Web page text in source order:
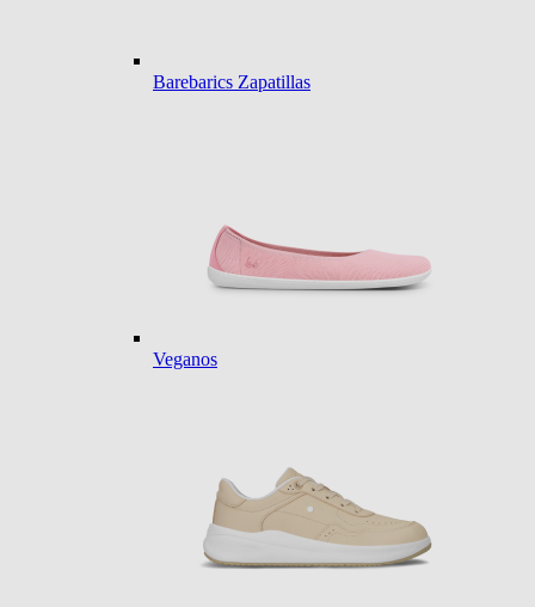
Barebarics Zapatillas
Veganos